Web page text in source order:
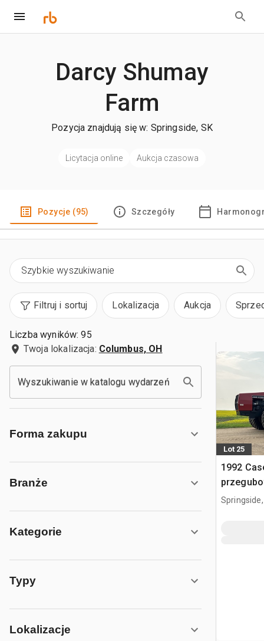
Darcy Shumay
Farm
Pozycja znajdują się w: Springside, SK
Licytacja online Aukcja czasowa
Pozycje (95) Szczegóły
Filtruj i sortuj Lokalizacja Aukcja
Liczba wyników: 95
Twoja lokalizacja: Columbus, OH
Wyszukiwanie w katalogu wydarzeń
Forma zakupu
Branże
Kategorie
Typy
Lokalizacje
Lot 25
1992
Springside,